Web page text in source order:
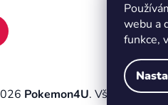
webu a
funkce,
Pokemon4U. Všechna práva